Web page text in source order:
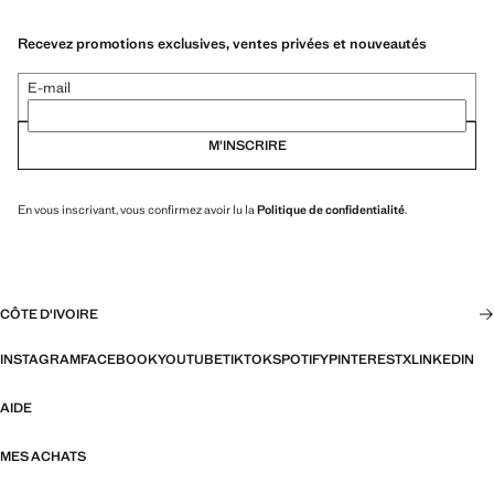
Recevez promotions exclusives, ventes privées et nouveautés
E-mail
M’INSCRIRE
En vous inscrivant, vous confirmez avoir lu la Politique de confidentialité.
CÔTE D'IVOIRE
INSTAGRAMFACEBOOKYOUTUBETIKTOKSPOTIFYPINTERESTXLINKEDIN
AIDE
MES ACHATS